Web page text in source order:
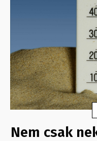
Nem csak